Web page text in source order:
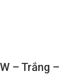
– Trắng –